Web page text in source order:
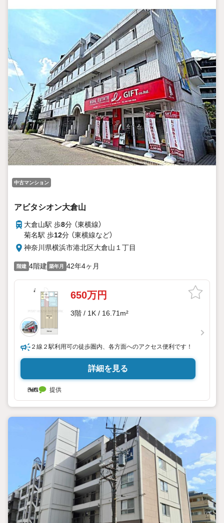
中古マンション
アビタシオン大倉山
大倉山駅 歩8分 （東横線）
菊名駅 歩12分 （東横線など）
神奈川県横浜市港北区大倉山１丁目
階建 4階建 築年月 42年4ヶ月
650万円
3階 / 1K / 16.71m²
２線２駅利用可の徒歩圏内、各方面へのアクセス便利です！
詳細を見る
提供